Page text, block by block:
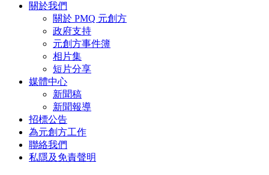
關於我們
關於 PMQ 元創方
政府支持
元創方事件簿
相片集
短片分享
媒體中心
新聞稿
新聞報導
招標公告
為元創方工作
聯絡我們
私隱及免責聲明